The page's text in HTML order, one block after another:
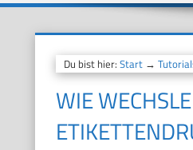
Du bist hier: Start→
WIE